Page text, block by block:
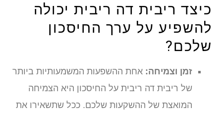
ריבית דה ריבית יכולה
על ערך החיסכון
זמן וצמיחה:אחת ההשפעות המשמעותיות ביותר
של ריבית דה ריבית על החיסכון היא הצמיחה
המואצת של ההשקעות שלכם. ככל שתשאירו את